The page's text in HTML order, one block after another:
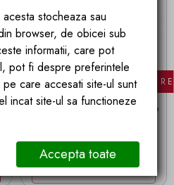
Stoc epuizat
Casuta, magazie depozitare,
otel galvanizat, dimensiune:
312 x 257 x 202 cm
,Antracit, ventilatie, Ego-Gino
STOC EPUIZAT
stocheaza sau
browser, de obicei sub
informatii, care pot
pot fi despre preferintele
care accesati site-ul sunt
incat site-ul sa functioneze
Accepta toate
FILTRE